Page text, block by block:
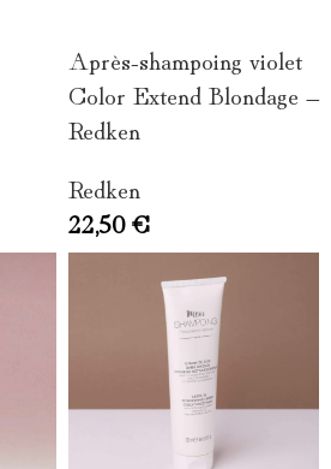
Après-shampoing violet
Color Extend Blondage –
Redken
Redken
22,50€